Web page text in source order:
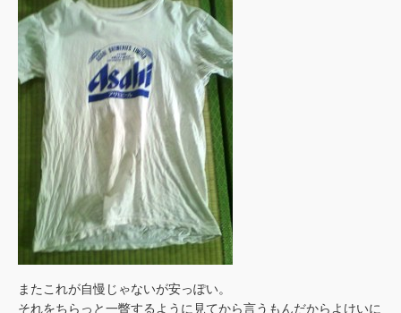
またこれが自慢じゃないが安っぽい。
それをちらっと一瞥するように見てから言うもんだからよけいに